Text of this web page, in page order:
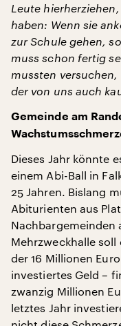
Leute
haben: Wenn sie
zur Schule gehen,
muss schon fertig
mussten versuchen,
der von uns auch
Gemeinde am
Dieses Jahr könnte
einem Abi-Ball in
25 Jahren. Bislang
Abiturienten aus
Nachbargemeinden
Mehrzweckhalle soll
der 16 Millionen
investiertes Geld –
zwanzig Millionen
letztes Jahr